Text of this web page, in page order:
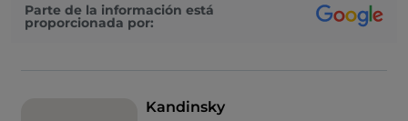
Parte de la información está
proporcionada por:
Kandinsky